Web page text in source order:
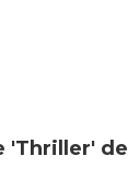
'Thriller' de